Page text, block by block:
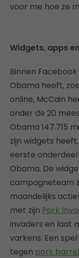
voor me hoe ze
Widgets, apps
Binnen
Obama heeft,
online, McCain
onder de 20
Obama 147.715
zijn widgets
eerste
Obama. De
campagneteam
maandelijks
met zijn Pork
invaders en laat
varkens. Een
tegen pork